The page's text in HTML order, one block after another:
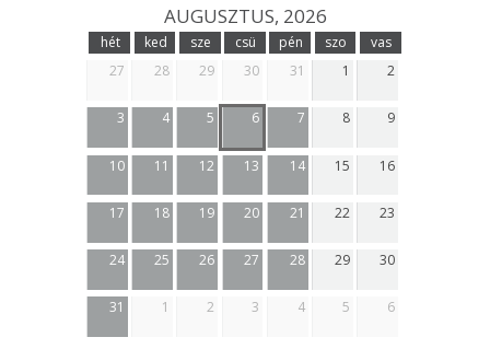
AUGUSZTUS, 2026
hét ked sze csü pén szo
vas
27
28 29 30 31 1 2
3 4 5 6 7 8 9
10 11 12 13 14 15 16
17 18 19 20 21 22 23
24 25 26 27 28 29 30
31 1 2 3 4 5 6